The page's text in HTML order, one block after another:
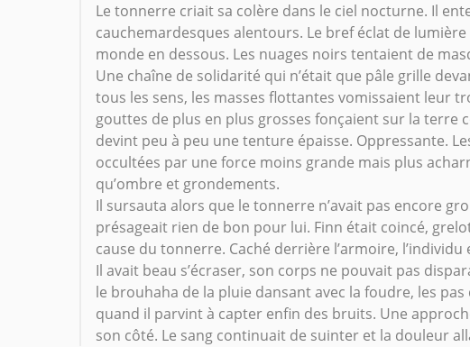
Le tonnerre criait sa colère dans le ciel nocturne. Il
cauchemardesques alentours. Le bref éclat de
monde en dessous. Les nuages noirs tentaient de
Une chaîne de solidarité qui n’était que pâle grille
tous les sens, les masses flottantes vomissaient leur
gouttes de plus en plus grosses fonçaient sur la terre
devint peu à peu une tenture épaisse. Oppressante.
occultées par une force moins grande mais plus
qu’ombre et grondements.
Il sursauta alors que le tonnerre n’avait pas encore
présageait rien de bon pour lui. Finn était coincé,
cause du tonnerre. Caché derrière l’armoire,
Il avait beau s’écraser, son corps ne pouvait pas
le brouhaha de la pluie dansant avec la foudre, les
quand il parvint à capter enfin des bruits. Une
son côté. Le sang continuait de suinter et la douleur